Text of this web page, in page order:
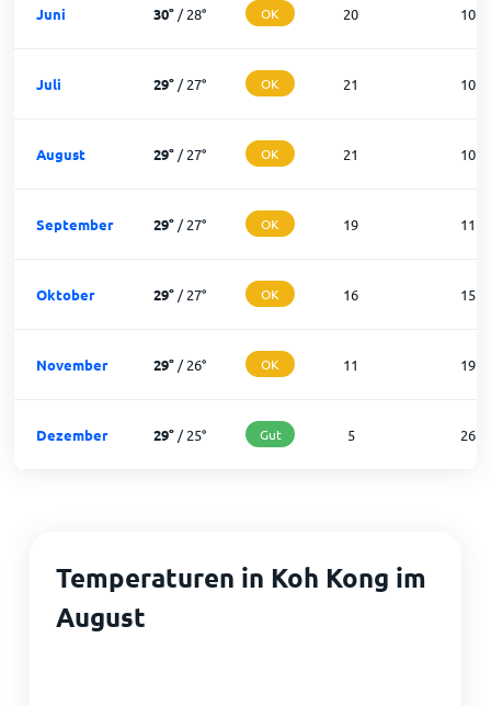
Juni 30°/28° OK 20 10
Juli 29°/27° OK 21 10
August 29°/27° OK 21 10
September 29°/27° OK 19 11
Oktober 29°/27° OK 16 15
November 29°/26° OK 11 19
Dezember 29°/25° Gut 5 26
Temperaturen in Koh Kong im
August